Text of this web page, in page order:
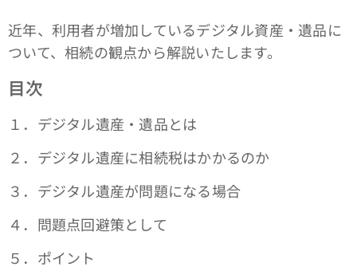
近年、利用者が増加しているデジタル資産・遺品に
ついて、相続の観点から解説いたします。
目次
１．デジタル遺産・遺品とは
２．デジタル遺産に相続税はかかるのか
３．デジタル遺産が問題になる場合
４．問題点回避策として
５．ポイント